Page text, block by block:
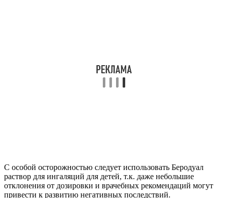
С особой осторожностью следует использовать Беродуал
раствор для ингаляций для детей, т.к. даже небольшие
отклонения от дозировки и врачебных рекомендаций могут
привести к развитию негативных последствий.